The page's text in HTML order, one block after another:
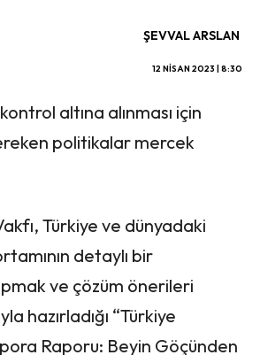
ŞEVVAL ARSLAN
12 NISAN 2023 | 8:30
altına alınması için
politikalar mercek
Türkiye ve dünyadaki
detaylı bir
ve çözüm önerileri
hazırladığı “Türkiye
Raporu: Beyin Göçünden